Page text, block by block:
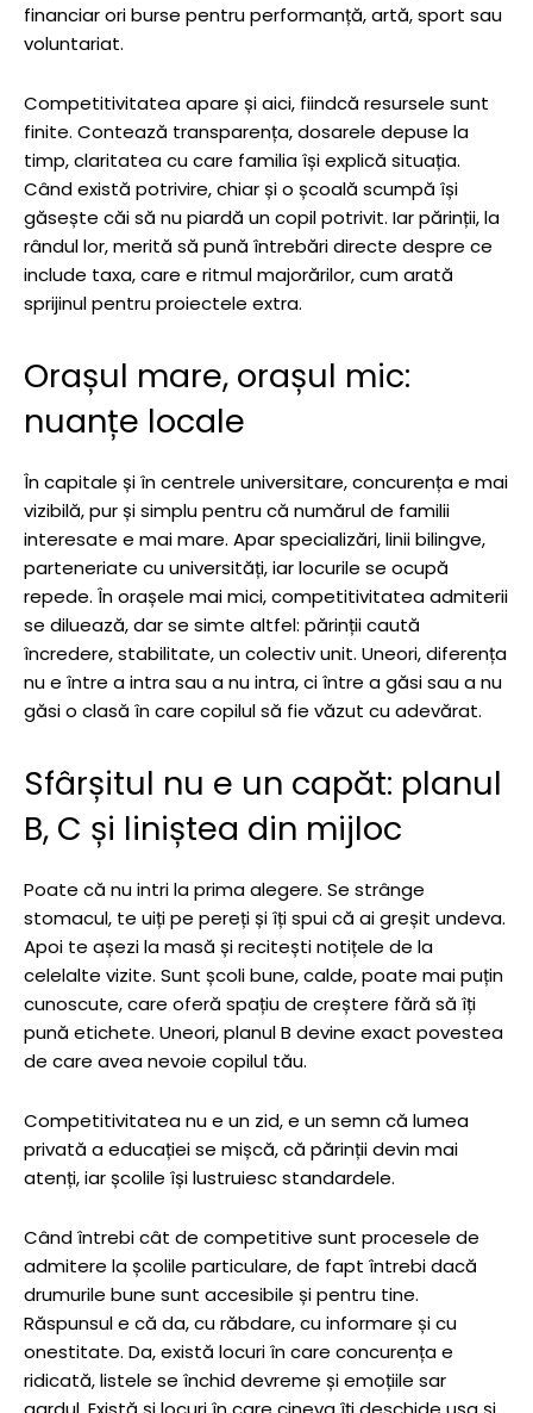
financiar ori burse pentru performanță, artă, sport sau
voluntariat.
Competitivitatea apare și aici, fiindcă resursele sunt
finite. Contează transparența, dosarele depuse la
timp, claritatea cu care familia își explică situația.
Când există potrivire, chiar și o școală scumpă își
găsește căi să nu piardă un copil potrivit. Iar părinții, la
rândul lor, merită să pună întrebări directe despre ce
include taxa, care e ritmul majorărilor, cum arată
sprijinul pentru proiectele extra.
Orașul mare, orașul mic:
nuanțe locale
În capitale și în centrele universitare, concurența e mai
vizibilă, pur și simplu pentru că numărul de familii
interesate e mai mare. Apar specializări, linii bilingve,
parteneriate cu universități, iar locurile se ocupă
repede. În orașele mai mici, competitivitatea admiterii
se diluează, dar se simte altfel: părinții caută
încredere, stabilitate, un colectiv unit. Uneori, diferența
nu e între a intra sau a nu intra, ci între a găsi sau a nu
găsi o clasă în care copilul să fie văzut cu adevărat.
Sfârșitul nu e un capăt: planul
B, C și liniștea din mijloc
Poate că nu intri la prima alegere. Se strânge
stomacul, te uiți pe pereți și îți spui că ai greșit undeva.
Apoi te așezi la masă și recitești notițele de la
celelalte vizite. Sunt școli bune, calde, poate mai puțin
cunoscute, care oferă spațiu de creștere fără să îți
pună etichete. Uneori, planul B devine exact povestea
de care avea nevoie copilul tău.
Competitivitatea nu e un zid, e un semn că lumea
privată a educației se mișcă, că părinții devin mai
atenți, iar școlile își lustruiesc standardele.
Când întrebi cât de competitive sunt procesele de
admitere la școlile particulare, de fapt întrebi dacă
drumurile bune sunt accesibile și pentru tine.
Răspunsul e că da, cu răbdare, cu informare și cu
onestitate. Da, există locuri în care concurența e
ridicată, listele se închid devreme și emoțiile sar